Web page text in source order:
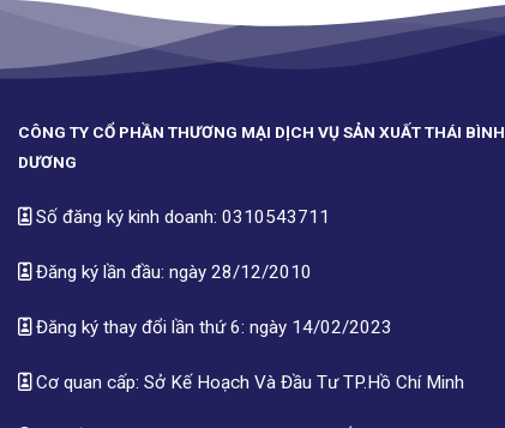
CÔNG TY CỔ PHẦN THƯƠNG MẠI DỊCH VỤ SẢN XUẤT THÁI BÌNH
DƯƠNG
Số đăng ký kinh doanh: 0310543711
Đăng ký lần đầu: ngày 28/12/2010
Đăng ký thay đổi lần thứ 6: ngày 14/02/2023
Cơ quan cấp: Sở Kế Hoạch Và Đầu Tư TP.Hồ Chí Minh